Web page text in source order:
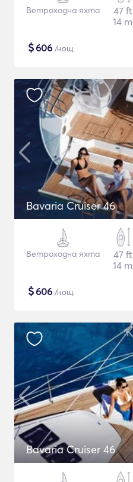
Ветроходна яхта
47 ft
14 m
$606 /нощ
Bavaria Cruiser 46
Ветроходна яхта
47 ft
14 m
$606 /нощ
Bavaria Cruiser 46